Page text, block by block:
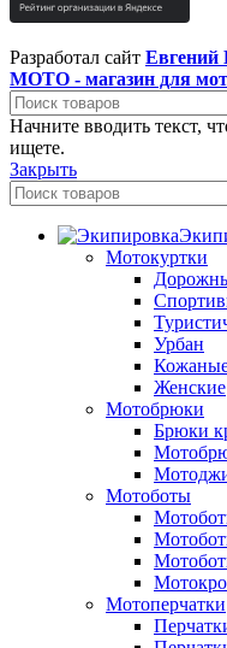
Разработал сайт Евгений
МОТО - магазин для
Начните вводить текст,
ищете.
Закрыть
Мотокуртки
Урбан
Женские
Мотобрюки
Брюки
Мотоботы
Мотоперчатки